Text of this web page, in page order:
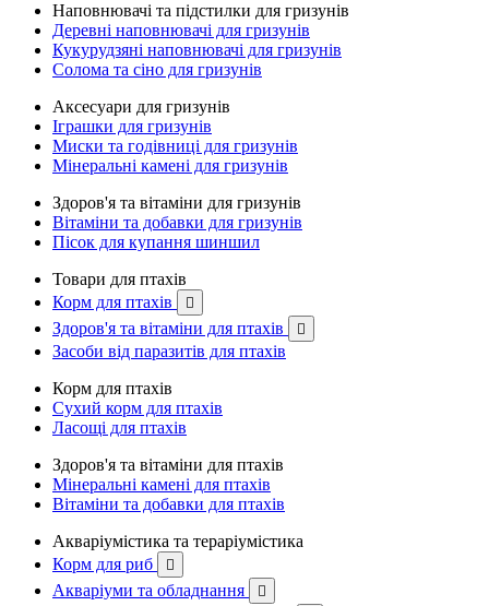
Наповнювачі та підстилки для гризунів
Деревні наповнювачі для гризунів
Кукурудзяні наповнювачі для гризунів
Солома та сіно для гризунів
Аксесуари для гризунів
Іграшки для гризунів
Миски та годівниці для гризунів
Мінеральні камені для гризунів
Здоров'я та вітаміни для гризунів
Вітаміни та добавки для гризунів
Пісок для купання шиншил
Товари для птахів
Корм для птахів

Здоров'я та вітаміни для птахів 
Засоби від паразитів для птахів
Корм для птахів
Сухий корм для птахів
Ласощі для птахів
Здоров'я та вітаміни для птахів
Мінеральні камені для птахів
Вітаміни та добавки для птахів
Акваріумістика та тераріумістика
Корм для риб

Акваріуми та обладнання 